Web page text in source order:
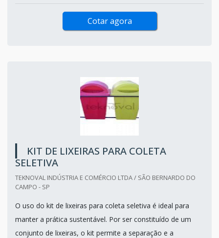
Cotar agora
KIT DE LIXEIRAS PARA COLETA
SELETIVA
TEKNOVAL INDÚSTRIA E COMÉRCIO LTDA / SÃO BERNARDO DO
CAMPO - SP
O uso do kit de lixeiras para coleta seletiva é ideal para
manter a prática sustentável. Por ser constituído de um
conjunto de lixeiras, o kit permite a separação e a